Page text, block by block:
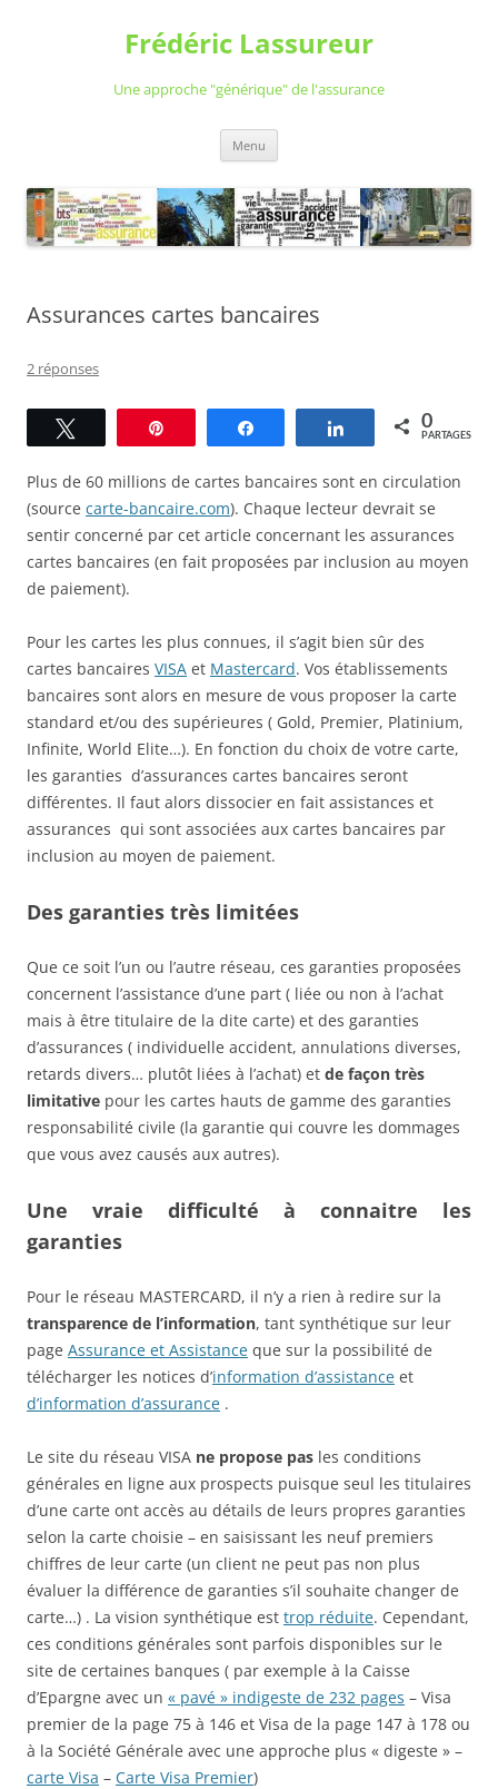
Frédéric Lassureur
Une approche "générique" de l'assurance
Menu
Assurances cartes bancaires
2 réponses
Partagez 0
PARTAGES
Plus de 60 millions de cartes bancaires sont en circulation
(source carte-bancaire.com). Chaque lecteur devrait se
sentir concerné par cet article concernant les assurances
cartes bancaires (en fait proposées par inclusion au moyen
de paiement).
Pour les cartes les plus connues, il s’agit bien sûr des
cartes bancaires VISA et Mastercard. Vos établissements
bancaires sont alors en mesure de vous proposer la carte
standard et/ou des supérieures ( Gold, Premier, Platinium,
Infinite, World Elite…). En fonction du choix de votre carte,
les garanties d’assurances cartes bancaires seront
différentes. Il faut alors dissocier en fait assistances et
assurances qui sont associées aux cartes bancaires par
inclusion au moyen de paiement.
Des garanties très limitées
Que ce soit l’un ou l’autre réseau, ces garanties proposées
concernent l’assistance d’une part ( liée ou non à l’achat
mais à être titulaire de la dite carte) et des garanties
d’assurances ( individuelle accident, annulations diverses,
retards divers… plutôt liées à l’achat) et de façon très
limitative pour les cartes hauts de gamme des garanties
responsabilité civile (la garantie qui couvre les dommages
que vous avez causés aux autres).
Une vraie difficulté à connaitre les
garanties
Pour le réseau MASTERCARD, il n’y a rien à redire sur la
transparence de l’information, tant synthétique sur leur
page Assurance et Assistance que sur la possibilité de
télécharger les notices d’information d’assistance et
d’information d’assurance .
Le site du réseau VISA ne propose pas les conditions
générales en ligne aux prospects puisque seul les titulaires
d’une carte ont accès au détails de leurs propres garanties
selon la carte choisie – en saisissant les neuf premiers
chiffres de leur carte (un client ne peut pas non plus
évaluer la différence de garanties s’il souhaite changer de
carte…) . La vision synthétique est trop réduite. Cependant,
ces conditions générales sont parfois disponibles sur le
site de certaines banques ( par exemple à la Caisse
d’Epargne avec un « pavé » indigeste de 232 pages – Visa
premier de la page 75 à 146 et Visa de la page 147 à 178 ou
à la Société Générale avec une approche plus « digeste » –
carte Visa – Carte Visa Premier)